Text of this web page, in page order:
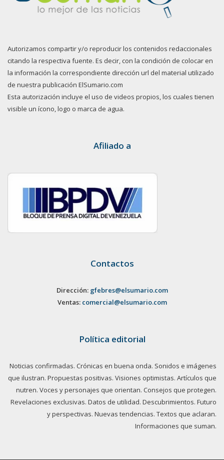
Autorizamos compartir y/o reproducir los contenidos redaccionales
citando la respectiva fuente. Es decir, con la condición de colocar en
la información la correspondiente dirección url del material utilizado
de nuestra publicación ElSumario.com
Esta autorización incluye el uso de videos propios, los cuales tienen
visible un ícono, logo o marca de agua.
Afiliado a
Contactos
Dirección: gfebres@elsumario.com
Ventas: comercial@elsumario.com
Política editorial
Noticias confirmadas. Crónicas en buena onda. Sonidos e imágenes
que ilustran. Propuestas positivas. Visiones optimistas. Artículos que
nutren. Voces y personajes que orientan. Consejos que protegen.
Revelaciones exclusivas. Datos de utilidad. Descubrimientos. Futuro
y perspectivas. Nuevas tendencias. Textos que aclaran.
Informaciones que suman.